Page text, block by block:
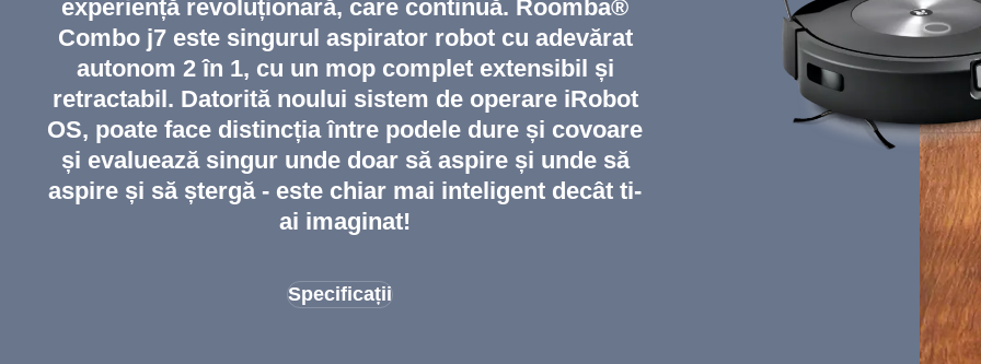
experiență revoluționară, care continuă. Roomba®
Combo j7 este singurul aspirator robot cu adevărat
autonom 2 în 1, cu un mop complet extensibil și
retractabil. Datorită noului sistem de operare iRobot
OS, poate face distincția între podele dure și covoare
și evaluează singur unde doar să aspire și unde să
aspire și să ștergă - este chiar mai inteligent decât ti-
ai imaginat!
Specificații